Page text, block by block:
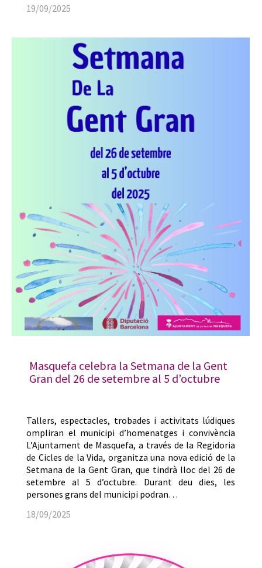
19/09/2025
Masquefa celebra la Setmana de la Gent
Gran del 26 de setembre al 5 d’octubre
Tallers, espectacles, trobades i activitats lúdiques
ompliran el municipi d’homenatges i convivència
L’Ajuntament de Masquefa, a través de la Regidoria
de Cicles de la Vida, organitza una nova edició de la
Setmana de la Gent Gran, que tindrà lloc del 26 de
setembre al 5 d’octubre. Durant deu dies, les
persones grans del municipi podran…
18/09/2025